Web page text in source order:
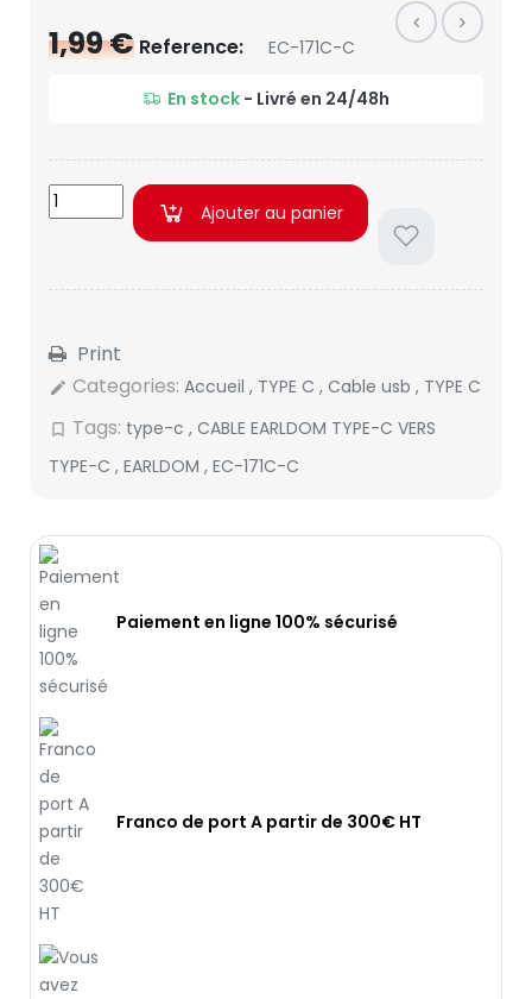
1,99 € Reference: EC-171C-C
En stock - Livré en 24/48h
Ajouter au panier
Print
edit Categories: Accueil , TYPE C , Cable usb , TYPE C
bookmark_border Tags: type-c , CABLE EARLDOM TYPE-C VERS
TYPE-C , EARLDOM , EC-171C-C
Paiement en ligne 100% sécurisé
Franco de port A partir de 300€ HT